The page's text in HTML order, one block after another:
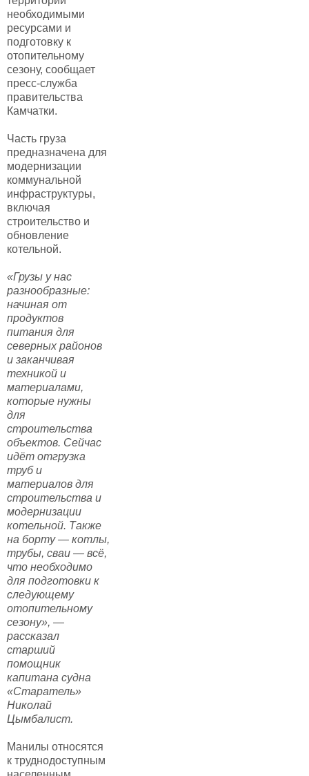
необходимыми
ресурсами и
подготовку к
отопительному
сезону, сообщает
пресс-служба
правительства
Камчатки.
Часть груза
предназначена для
модернизации
коммунальной
инфраструктуры,
включая
строительство и
обновление
котельной.
«Грузы у нас
разнообразные:
начиная от
продуктов
питания для
северных районов
и заканчивая
техникой и
материалами,
которые нужны
для
строительства
объектов. Сейчас
идёт отгрузка
труб и
материалов для
строительства и
модернизации
котельной. Также
на борту — котлы,
трубы, сваи — всё,
что необходимо
для подготовки к
следующему
отопительному
сезону», —
рассказал
старший
помощник
капитана судна
«Старатель»
Николай
Цымбалист.
Манилы относятся
к труднодоступным